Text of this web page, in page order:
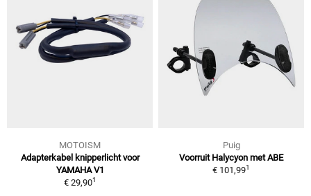
MOTOISM
Adapterkabel knipperlicht voor
YAMAHA V1
€ 29,901
Puig
Voorruit Halycyon met ABE
€ 101,991